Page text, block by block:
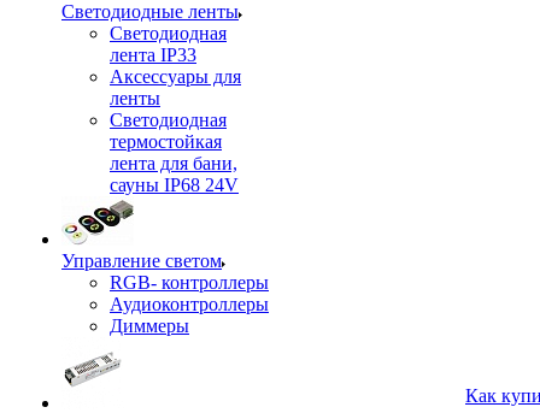
Светодиодные ленты
Светодиодная
лента IP33
Аксессуары для
ленты
Светодиодная
термостойкая
лента для бани,
сауны IP68 24V
Управление светом
RGB- контроллеры
Аудиоконтроллеры
Диммеры
Как